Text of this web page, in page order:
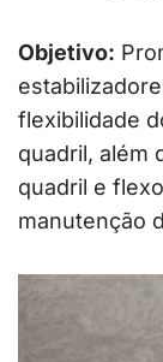
Objetivo:
flexibilidade
quadril, além
quadril e
manutenção